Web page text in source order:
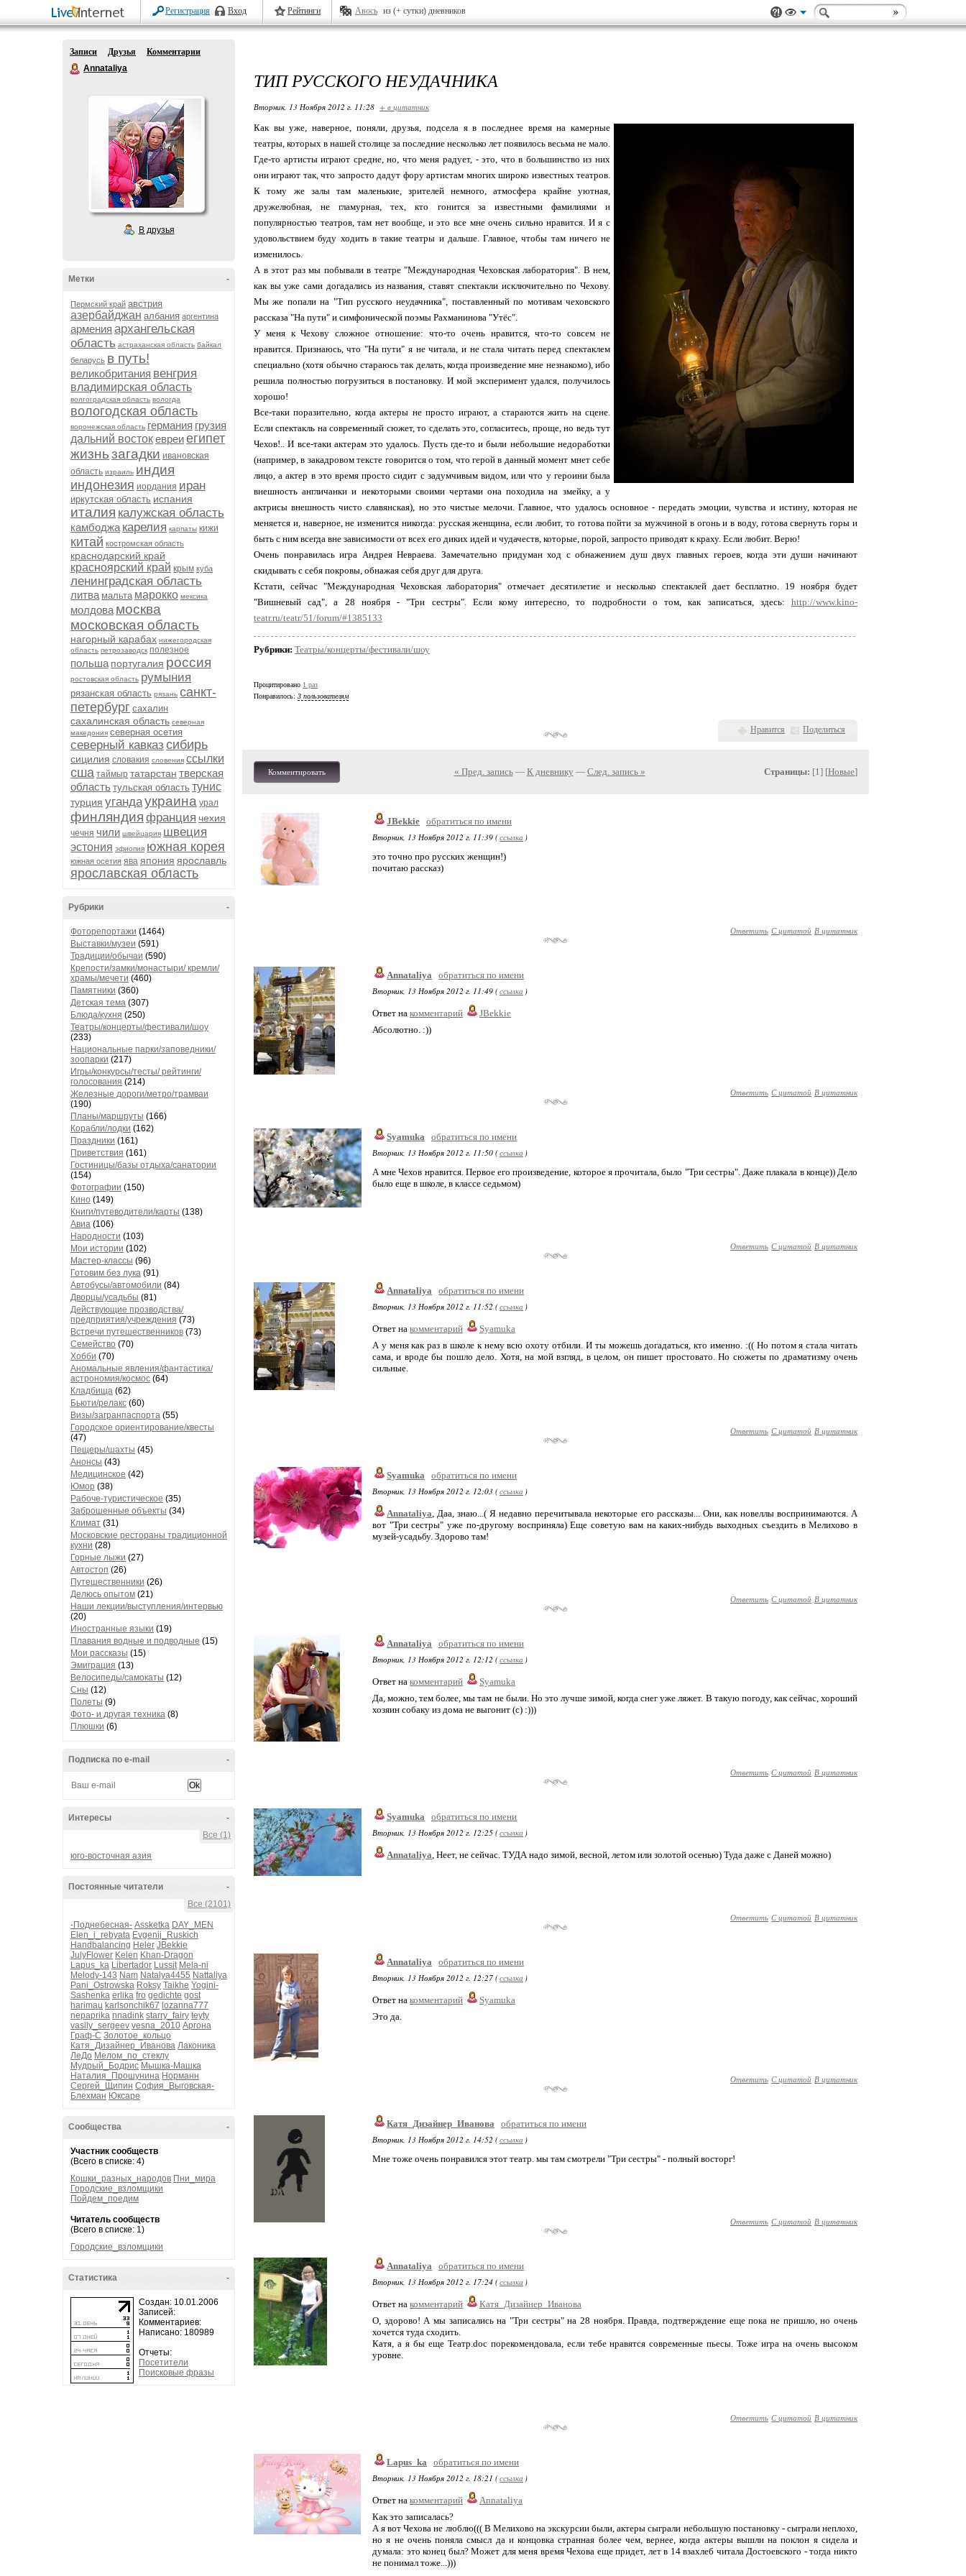
Регистрация Вход Рейтинги Авось из (+ сутки) дневников
Записи Друзья
Комментарии
Annataliya
В друзья
-
Метки
Пермский край австрия
азербайджан албания аргентина
армения архангельская
область астраханская область байкал
беларусь в путь!
великобритания венгрия
владимирская область
волгоградская область вологда
вологодская область
воронежская область германия грузия
дальний востокевреиегипет
жизньзагадки ивановская
область израиль индия
индонезия иордания иран
иркутская область испания
италия калужская область
камбоджа карелия карпаты кижи
китай костромская область
краснодарский край
красноярский край крым куба
ленинградская область
литва мальта марокко мексика
молдова москва
московская область
нагорный карабах нижегородская
область петрозаводск полезное
польша португалия россия
ростовская область румыния
рязанская область рязань санкт-
петербург сахалин
сахалинская область северная
македония северная осетия
северный кавказ сибирь
сицилия словакия словения ссылки
сша таймыр татарстан тверская
область тульская область тунис
турция угандаукраина урал
финляндия франция чехия
чечня чили швейцария швеция
эстония эфиопия южная корея
южная осетия ява япония ярославль
ярославская область
-
Рубрики
Фоторепортажи (1464)
Выставки/музеи (591)
Традиции/обычаи (590)
Крепости/замки/монастыри/ кремли/
храмы/мечети (460)
Памятники (360)
Детская тема (307)
Блюда/кухня (250)
Театры/концерты/фестивали/шоу
(233)
Национальные парки/заповедники/
зоопарки (217)
Игры/конкурсы/тесты/ рейтинги/
голосования (214)
Железные дороги/метро/трамваи
(190)
Планы/маршруты (166)
Корабли/лодки (162)
Праздники (161)
Приветствия (161)
Гостиницы/базы отдыха/санатории
(154)
Фотографии (150)
Кино (149)
Книги/путеводители/карты (138)
Авиа (106)
Народности (103)
Мои истории (102)
Мастер-классы (96)
Готовим без лука (91)
Автобусы/автомобили (84)
Дворцы/усадьбы (81)
Действующие прозводства/
предприятия/учреждения (73)
Встречи путешественников (73)
Семейство (70)
Хобби (70)
Аномальные явления/фантастика/
астрономия/космос (64)
Кладбища (62)
Бьюти/релакс (60)
Визы/загранпаспорта (55)
Городское ориентирование/квесты
(47)
Пещеры/шахты (45)
Анонсы (43)
Медицинское (42)
Юмор (38)
Рабоче-туристическое (35)
Заброшенные объекты (34)
Климат (31)
Московские рестораны традиционной
кухни (28)
Горные лыжи (27)
Автостоп (26)
Путешественники (26)
Делюсь опытом (21)
Наши лекции/выступления/интервью
(20)
Иностранные языки (19)
Плавания водные и подводные (15)
Мои рассказы (15)
Эмиграция (13)
Велосипеды/самокаты (12)
Сны (12)
Полеты (9)
Фото- и другая техника (8)
Плюшки (6)
-
Подписка по e-mail
-
Интересы
Все (1)
юго-восточная азия
-
Постоянные читатели
Все (2101)
-Поднебесная- Assketka DAY_MEN
Elen_i_rebyata Evgenij_Ruskich
Handbalancing Heler JBekkie
JulyFlower Kelen Khan-Dragon
Lapus_ka Libertador Lussit Mela-ni
Melody-143 Nam Natalya4455 Nattaliya
Pani_Ostrowska Roksy Taikhe Yogini-
Sashenka erlika fro gedichte gost
harimau karlsonchik67 lozanna777
nepaprika nnadink starry_fairy teyty
vasily_sergeev vesna_2010 Аргона
Граф-С Золотое_кольцо
Катя_Дизайнер_Иванова Лаконика
ЛеДо Мелом_по_стеклу
Мудрый_Бодрис Мышка-Машка
Наталия_Прошунина Норманн
Сергей_Щипин София_Выговская-
Блехман Юксаре
-
Сообщества
Участник сообществ
(Всего в списке: 4)
Кошки_разных_народов Пни_мира
Городские_взломщики
Пойдем_поедим
Читатель сообществ
(Всего в списке: 1)
Городские_взломщики
-
Статистика
Создан: 10.01.2006
Записей:
Комментариев:
Написано: 180989
Отчеты:
Посетители
Поисковые фразы
ТИП РУССКОГО НЕУДАЧНИКА
Вторник, 13 Ноября 2012 г. 11:28 + в цитатник
Как вы уже, наверное, поняли, друзья, подсела я в последнее время на камерные
театры, которых в нашей столице за последние несколько лет появилось весьма не мало.
Где-то артисты играют средне, но, что меня радует, - это, что в большинство из них
они играют так, что запросто дадут фору артистам многих широко известных театров.
К тому же залы там маленькие, зрителей немного, атмосфера крайне уютная,
дружелюбная, не гламурная, тех, кто гонится за известными фамилиями и
популярностью театров, там нет вообще, и это все мне очень сильно нравится. И я с
удовольствием буду ходить в такие театры и дальше. Главное, чтобы там ничего не
изменилось.
А в этот раз мы побывали в театре "Международная Чеховская лаборатория". В нем,
как вы уже сами догадались из названия, ставят спектакли исключительно по Чехову.
Мы же попали на "Тип русского неудачника", поставленный по мотивам чеховского
рассказа "На пути" и симфонической поэмы Рахманинова "Утёс".
У меня к Чехову сложное отношение: что-то очень нравится, что-то совсем не
нравится. Признаюсь, что "На пути" я не читала, и не стала читать перед спектаклем
специально (хотя обычно стараюсь так делать, когда произведение мне незнакомо), ибо
решила полностью погрузиться в постановку. И мой эксперимент удался, получилось
хорошо!
Все-таки поразительно, когда актеры не просто играют, а стараются жить на сцене.
Если спектакль на современный сюжет, то сделать это, согласитесь, проще, но ведь тут
Чехов!.. И все-таки актерам это удалось. Пусть где-то и были небольшие недоработки
(например, в закадровом тексте говорится о том, что герой в данный момент мнет себе
лицо, а актер в это время просто сидит с задумчивым видом, или что у героини была
внешность англичанки и некоторыми своими чертами она походила на змейку, а у
актрисы внешность чисто славянская), но это чистые мелочи. Главное, что удалось основное - передать эмоции, чувства и истину, которая не
меняется и, наверное, не изменится никогда: русская женщина, если любит, то готова пойти за мужчиной в огонь и в воду, готова свернуть горы и
быть с ним всегда вне зависимости от всех его диких идей и чудачеств, которые, порой, запросто приводят к краху. Если любит. Верю!
Очень понравилась игра Андрея Невраева. Замечательно придуман ход с обнажением душ двух главных героев, когда эти души начинают
скидывать с себя покровы, обнажая себя друг для друга.
Кстати, сейчас "Международная Чеховская лаборатория" отмечает десятилетие и несколько спектаклей дает бесплатно. 19 ноября будет
"Вишневый сад", а 28 ноября - "Три сестры". Если кому интересно, то подробности о том, как записаться, здесь: http://www.kino-
teatr.ru/teatr/51/forum/#1385133
Рубрики: Театры/концерты/фестивали/шоу
Процитировано 1 раз
Понравилось: 3 пользователям
Нравится Поделиться
Комментировать « Пред. запись— К дневнику — След. запись » Страницы: [1] [Новые]
JBekkie обратиться по имени
Вторник, 13 Ноября 2012 г. 11:39 (ссылка )
это точно про русских женщин!)
почитаю рассказ)
Ответить С цитатой В цитатник
Annataliya
обратиться по имени
Вторник, 13 Ноября 2012 г. 11:49 (ссылка )
Ответ на комментарий
JBekkie
Абсолютно. :))
Ответить С цитатой В цитатник
Syamuka
обратиться по имени
Вторник, 13 Ноября 2012 г. 11:50 (ссылка )
А мне Чехов нравится. Первое его произведение, которое я прочитала, было "Три сестры". Даже плакала в конце)) Дело
было еще в школе, в классе седьмом)
Ответить С цитатой В цитатник
Annataliya
обратиться по имени
Вторник, 13 Ноября 2012 г. 11:52 (ссылка )
Ответ на комментарий
Syamuka
А у меня как раз в школе к нему всю охоту отбили. И ты можешь догадаться, кто именно. :(( Но потом я стала читать
сама, и вроде бы пошло дело. Хотя, на мой взгляд, в целом, он пишет простовато. Но сюжеты по драматизму очень
сильные.
Ответить С цитатой В цитатник
Syamuka
обратиться по имени
Вторник, 13 Ноября 2012 г. 12:03 (ссылка )
Annataliya, Даа, знаю...( Я недавно перечитывала некоторые его рассказы... Они, как новеллы воспринимаются. А
вот "Три сестры" уже по-другому восприняла) Еще советую вам на каких-нибудь выходных съездить в Мелихово в
музей-усадьбу. Здорово там!
Ответить С цитатой В цитатник
Annataliya
обратиться по имени
Вторник, 13 Ноября 2012 г. 12:12 (ссылка )
Ответ на комментарий
Syamuka
Да, можно, тем более, мы там не были. Но это лучше зимой, когда снег уже ляжет. В такую погоду, как сейчас, хороший
хозяин собаку из дома не выгонит (с) :)))
Ответить С цитатой В цитатник
Syamuka
обратиться по имени
Вторник, 13 Ноября 2012 г. 12:25 (ссылка )
Annataliya, Неет, не сейчас. ТУДА надо зимой, весной, летом или золотой осенью) Туда даже с Даней можно)
Ответить С цитатой В цитатник
Annataliya
обратиться по имени
Вторник, 13 Ноября 2012 г. 12:27 (ссылка )
Ответ на комментарий
Syamuka
Это да.
Ответить С цитатой В цитатник
Катя_Дизайнер_Иванова
обратиться по имени
Вторник, 13 Ноября 2012 г. 14:52 (ссылка )
Мне тоже очень понравился этот театр. мы там смотрели "Три сестры" - полный восторг!
Ответить С цитатой В цитатник
Annataliya
обратиться по имени
Вторник, 13 Ноября 2012 г. 17:24 (ссылка )
Ответ на комментарий
Катя_Дизайнер_Иванова
О, здорово! А мы записались на "Три сестры" на 28 ноября. Правда, подтверждение еще пока не пришло, но очень
хочется туда сходить.
Катя, а я бы еще Театр.doc порекомендовала, если тебе нравятся современные пьесы. Тоже игра на очень высоком
уровне.
Ответить С цитатой В цитатник
Lapus_ka
обратиться по имени
Вторник, 13 Ноября 2012 г. 18:21 (ссылка )
Ответ на комментарий
Annataliya
Как это записалась?
А я вот Чехова не люблю((( В Мелихово на экскурсии были, актеры сыграли небольшую постановку - сыграли неплохо,
но я не очень поняла смысл да и концовка странная более чем, вернее, когда актеры вышли на поклон я сидела и
думала: это конец был? Может для меня время Чехова еще придет, лет в 14 взахлеб читала Достоевского - тогда никто
не понимал тоже...)))